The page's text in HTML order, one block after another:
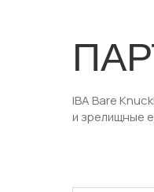
IBA Bare
и зрелищные